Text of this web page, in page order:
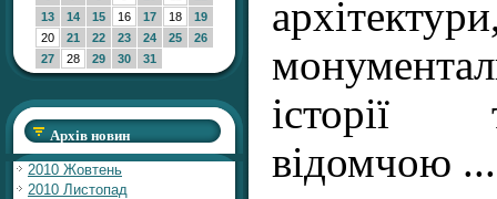
13
14 15 16 17 18
19
20
21 22 23 24 25
26
27
28 29 30 31
Архів новин
2010 Жовтень
2010 Листопад
історії
відомчою